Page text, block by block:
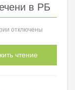
в РБ
отключены
чтение